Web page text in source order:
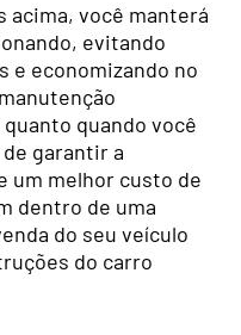
acima, você manterá
evitando
e economizando no
quando você
garantir a
um melhor custo de
dentro de uma
do seu veículo
do carro